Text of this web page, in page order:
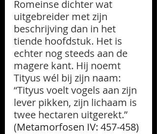
Romeinse dichter wat
uitgebreider met zijn
beschrijving dan in het
tiende hoofdstuk. Het is
echter nog steeds aan de
magere kant. Hij noemt
Tityus wél bij zijn naam:
“Tityus voelt vogels aan zijn
lever pikken, zijn lichaam is
twee hectaren uitgerekt.”
(Metamorfosen IV: 457-458)